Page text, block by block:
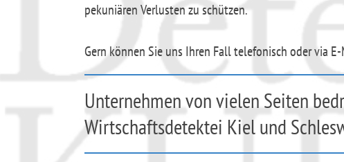
pekuniären Verlusten zu schützen.
Gern können Sie uns Ihren Fall telefonisch oder via
Unternehmen von vielen Seiten
Wirtschaftsdetektei Kiel und